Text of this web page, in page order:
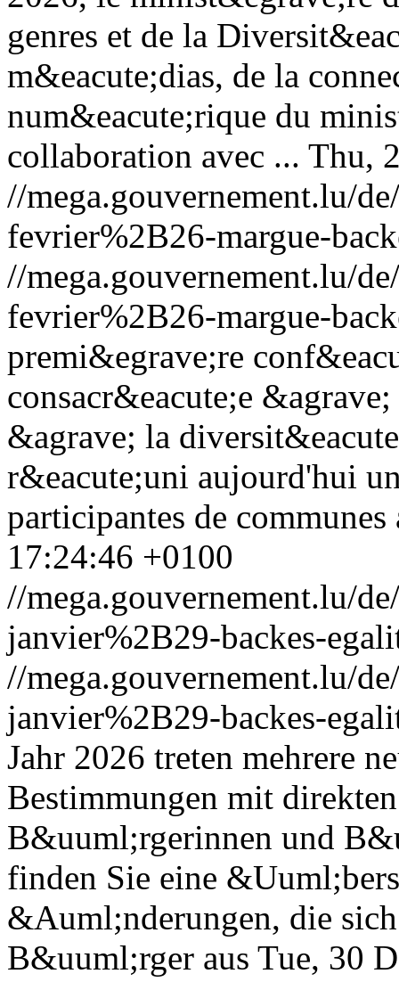
genres et de la
m&eacute;dias, de la
num&eacute;rique du
collaboration avec ... Thu,
//mega.gouvernement.lu/
fevrier%2B26-margue-
//mega.gouvernement.lu/
fevrier%2B26-margue-
premi&egrave;re
consacr&eacute;e
&agrave; la
r&eacute;uni aujourd'hui
participantes de
17:24:46 +0100
//mega.gouvernement.lu/
janvier%2B29-backes-
//mega.gouvernement.lu/
janvier%2B29-backes-
Jahr 2026 treten mehrere
Bestimmungen mit
B&uuml;rgerinnen und
finden Sie eine
&Auml;nderungen, die
B&uuml;rger aus Tue, 30